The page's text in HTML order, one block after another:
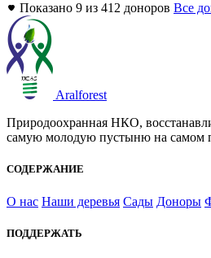
Показано 9 из 412 доноров Все
Aralforest
Природоохранная НКО,
самую молодую пустыню на самом
СОДЕРЖАНИЕ
О нас Наши деревья Сады Доноры
ПОДДЕРЖАТЬ